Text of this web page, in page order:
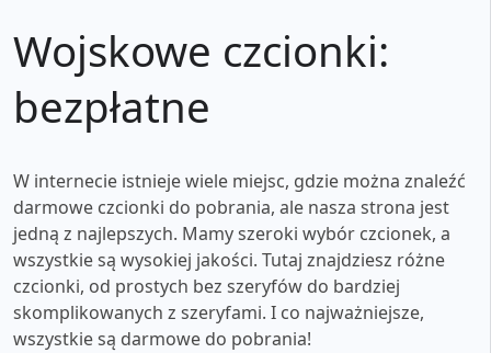
Wojskowe czcionki:
bezpłatne
W internecie istnieje wiele miejsc, gdzie można znaleźć
darmowe czcionki do pobrania, ale nasza strona jest
jedną z najlepszych. Mamy szeroki wybór czcionek, a
wszystkie są wysokiej jakości. Tutaj znajdziesz różne
czcionki, od prostych bez szeryfów do bardziej
skomplikowanych z szeryfami. I co najważniejsze,
wszystkie są darmowe do pobrania!